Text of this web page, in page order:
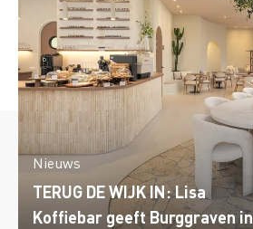
Nieuws
TERUG DE WIJK IN: Lisa
Koffiebar geeft Burggraven in